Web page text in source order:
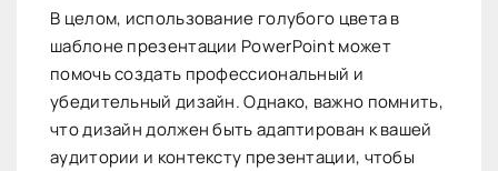
В целом, использование голубого цвета в
шаблоне презентации PowerPoint может
помочь создать профессиональный и
убедительный дизайн. Однако, важно помнить,
что дизайн должен быть адаптирован к вашей
аудитории и контексту презентации, чтобы